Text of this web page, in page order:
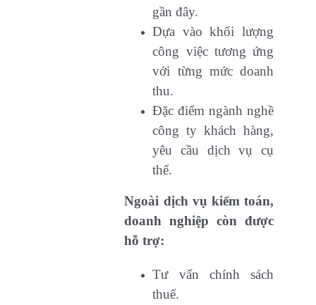
gần đây.
Dựa vào khối lượng
công việc tương ứng
với từng mức doanh
thu.
Đặc điểm ngành nghề
công ty khách hàng,
yêu cầu dịch vụ cụ
thể.
Ngoài dịch vụ kiểm toán,
doanh nghiệp còn được
hỗ trợ:
Tư vấn chính sách
thuế.